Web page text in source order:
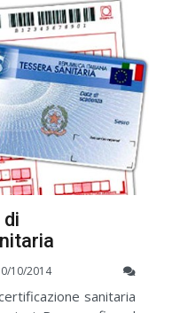
10/2014
sanitaria